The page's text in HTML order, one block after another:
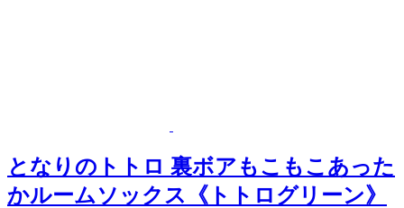
となりのトトロ 裏ボアもこもこあった
かルームソックス《トトログリーン》